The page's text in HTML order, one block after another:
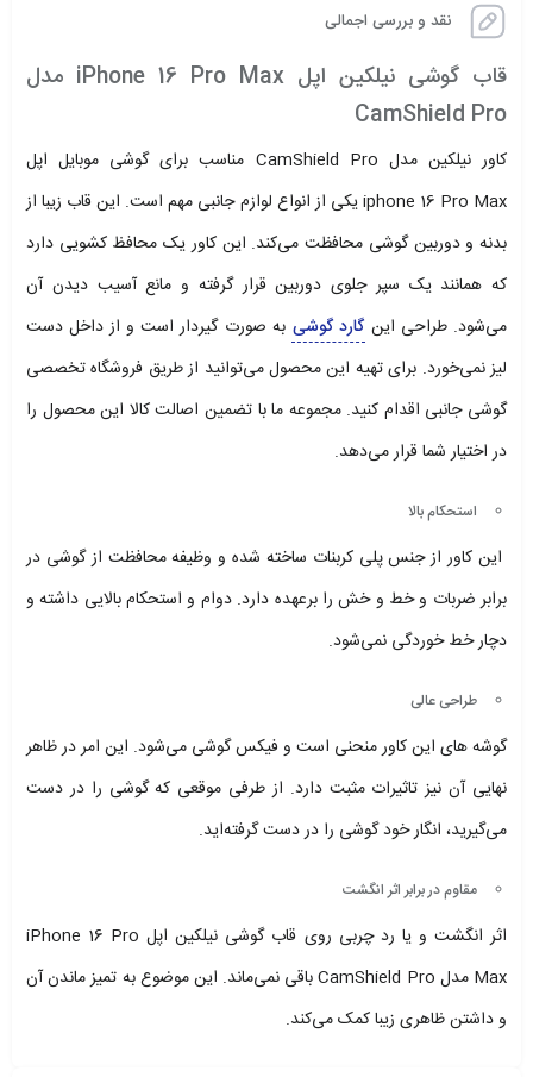
نقد و بررسی اجمالی
قاب گوشی نیلکین اپل iPhone 16 Pro Max مدل
CamShield Pro
کاور نیلکین مدل CamShield Pro مناسب برای گوشی موبایل اپل
iphone 16 Pro Max یکی از انواع لوازم جانبی مهم است. این قاب زیبا از
بدنه و دوربین گوشی محافظت می‌کند. این کاور یک محافظ کشویی دارد
که همانند یک سپر جلوی دوربین قرار گرفته و مانع آسیب دیدن آن
می‌شود. طراحی این گارد گوشی به صورت گیردار است و از داخل دست
لیز نمی‌‎خورد. برای تهیه این محصول می‌توانید از طریق فروشگاه تخصصی
گوشی جانبی اقدام کنید. مجموعه ما با تضمین اصالت کالا این محصول را
در اختیار شما قرار می‌دهد.
استحکام بالا
این کاور از جنس پلی کربنات ساخته شده و وظیفه محافظت از گوشی در
برابر ضربات و خط و خش را برعهده دارد.‌ دوام و استحکام بالایی داشته و
دچار خط خوردگی نمی‌شود.
طراحی عالی
گوشه های این کاور منحنی است و فیکس گوشی می‌شود. این امر در ظاهر
نهایی آن نیز تاثیرات مثبت دارد. از طرفی موقعی که گوشی را در دست
می‌گیرید، انگار خود گوشی را در دست گرفته‌اید.
مقاوم در برابر اثر انگشت
اثر انگشت و یا رد چربی روی قاب گوشی نیلکین اپل iPhone 16 Pro
Max مدل CamShield Pro باقی نمی‌ماند. این موضوع به تمیز ماندن آن
و داشتن ظاهری زیبا کمک می‌کند.